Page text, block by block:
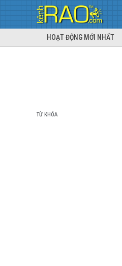
HOẠT ĐỘNG MỚI NHẤT
TỪ KHÓA